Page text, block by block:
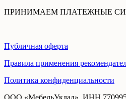
ПРИНИМАЕМ ПЛАТЕЖНЫЕ
Публичная оферта
Правила применения
Политика конфиденциальности